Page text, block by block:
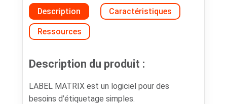
Description Caractéristiques
Ressources
Description du produit :
LABEL MATRIX est un logiciel pour des
besoins d’étiquetage simples.